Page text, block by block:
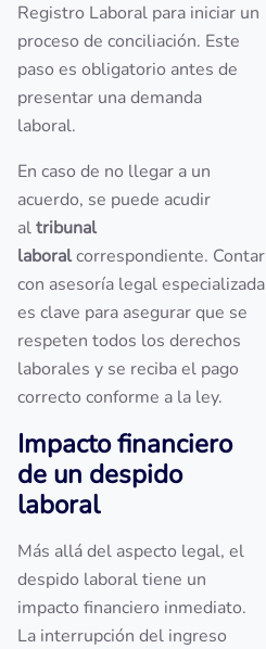
Registro Laboral para iniciar un
proceso de conciliación. Este
paso es obligatorio antes de
presentar una demanda
laboral.
En caso de no llegar a un
acuerdo, se puede acudir
altribunal
laboralcorrespondiente. Contar
con asesoría legal especializada
es clave para asegurar que se
respeten todos los derechos
laborales y se reciba el pago
correcto conforme a la ley.
Impacto financiero
de un despido
laboral
Más allá del aspecto legal, el
despido laboral tiene un
impacto financiero inmediato.
La interrupción del ingreso